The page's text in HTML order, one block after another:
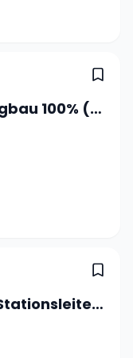
Mitarbeiter Werkzeugbau 100% (m/w/d)
Stv. Stationsleiterin/Stationsleiter (a) 80-100%